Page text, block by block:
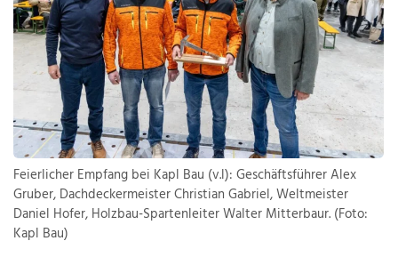
Feierlicher Empfang bei Kapl Bau (v.l): Geschäftsführer Alex
Gruber, Dachdeckermeister Christian Gabriel, Weltmeister
Daniel Hofer, Holzbau-Spartenleiter Walter Mitterbaur. (Foto:
Kapl Bau)